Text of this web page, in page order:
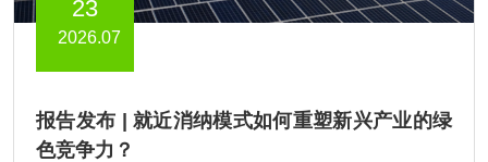
23
2026.07
报告发布 | 就近消纳模式如何重塑新兴产业的绿
色竞争力？